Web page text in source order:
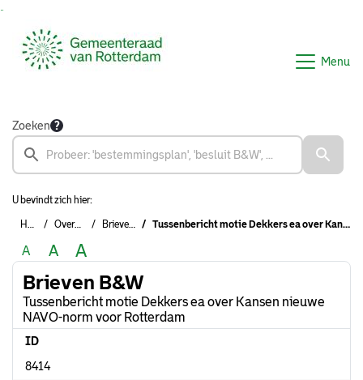
Menu
Zoeken
U bevindt zich hier:
Home Overzichten Brieven B&W Tussenbericht motie Dekkers ea over Kansen nieuwe NAVO-norm voor Rotterdam
A A A
Brieven B&W
Tussenbericht motie Dekkers ea over Kansen nieuwe
NAVO-norm voor Rotterdam
ID
8414